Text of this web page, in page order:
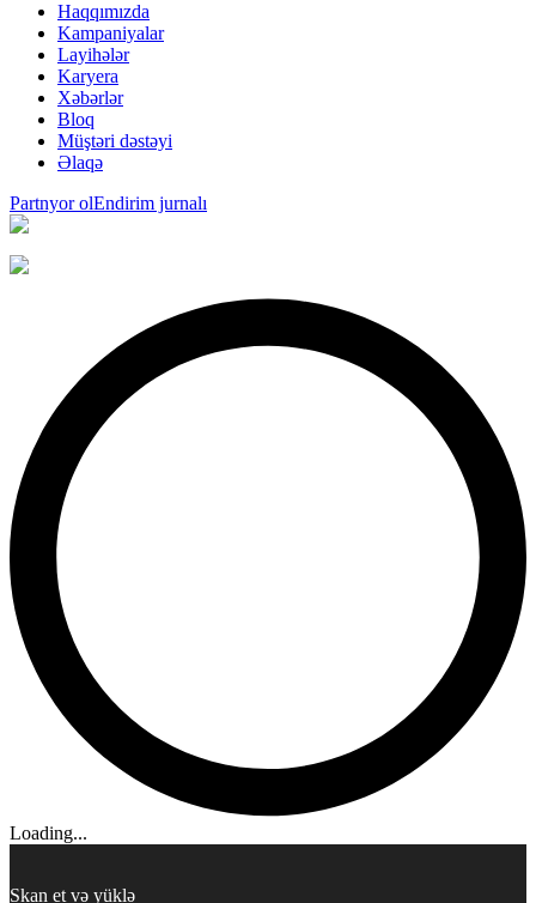
Haqqımızda
Kampaniyalar
Layihələr
Karyera
Xəbərlər
Bloq
Müştəri dəstəyi
Əlaqə
Partnyor olEndirim jurnalı
Loading...
Skan et və yüklə